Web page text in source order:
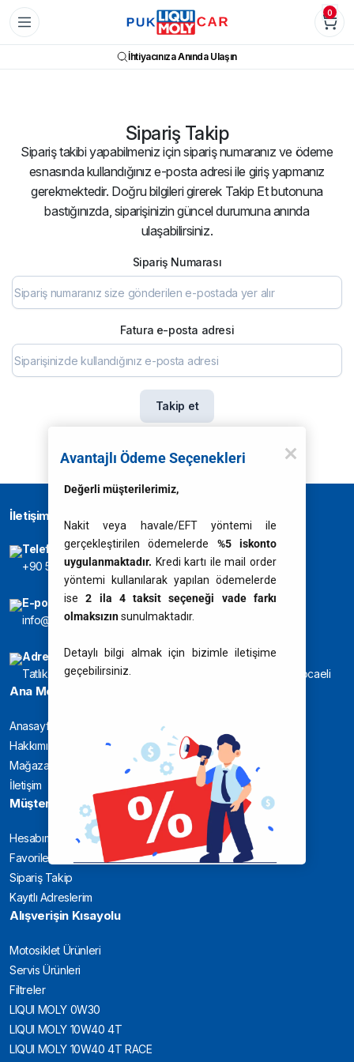
0
İhtiyacınıza Anında Ulaşın
Sipariş Takip
Sipariş takibi yapabilmeniz için sipariş numaranız ve ödeme
esnasında kullandığınız e-posta adresi ile giriş yapmanız
gerekmektedir. Doğru bilgileri girerek Takip Et butonuna
bastığınızda, siparişinizin güncel durumuna anında
ulaşabilirsiniz.
Sipariş Numarası
Fatura e-posta adresi
Takip et
İletişim
Telefon
+90 541 245 4861
E-posta
info@liquimolycenter.com
Adres
Tatlıkuyu Mah. Ahmet Pembegüllü Bulv. No:75/B Gezbe/Kocaeli
Ana Menü
Anasayfa
Hakkımızda
Mağaza
İletişim
Müşteri
Hesabım
Favoriler
Sipariş Takip
Kayıtlı Adreslerim
Alışverişin Kısayolu
Motosiklet Ürünleri
Servis Ürünleri
Filtreler
LIQUI MOLY 0W30
LIQUI MOLY 10W40 4T
LIQUI MOLY 10W40 4T RACE
Avantajlı Ödeme Seçenekleri
Değerli müşterilerimiz,
Nakit veya havale/EFT yöntemi ile
gerçekleştirilen ödemelerde %5 iskonto
uygulanmaktadır. Kredi kartı ile mail order
yöntemi kullanılarak yapılan ödemelerde
ise2 ila 4 taksit seçeneği vade farkı
olmaksızınsunulmaktadır.
Detaylı bilgi almak için bizimle iletişime
geçebilirsiniz.